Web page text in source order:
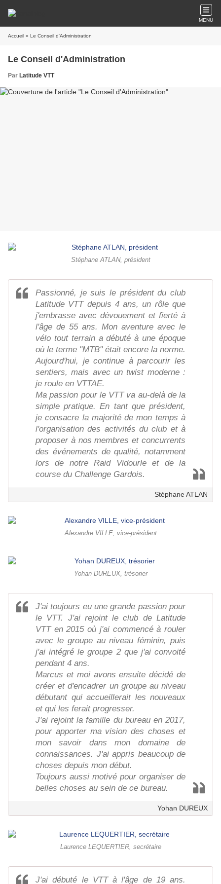
MENU
Accueil » Le Conseil d'Administration
Le Conseil d'Administration
Par Latitude VTT
Stéphane ATLAN, président
Passionné, je suis le président du club
Latitude VTT depuis 4 ans, un rôle que
j'embrasse avec dévouement et fierté à
l'âge de 55 ans. Mon aventure avec le
vélo tout terrain a débuté à une époque
où le terme "MTB" était encore la norme.
Aujourd'hui, je continue à parcourir les
sentiers, mais avec un twist moderne :
je roule en VTTAE.
Ma passion pour le VTT va au-delà de la
simple pratique. En tant que président,
je consacre la majorité de mon temps à
l'organisation des activités du club et à
proposer à nos membres et concurrents
des événements de qualité, notamment
lors de notre Raid Vidourle et de la
course du Challenge Gardois.
Stéphane ATLAN
Alexandre VILLE, vice-président
Yohan DUREUX, trésorier
J'ai toujours eu une grande passion pour
le VTT. J'ai rejoint le club de Latitude
VTT en 2015 où j'ai commencé à rouler
avec le groupe au niveau féminin, puis
j'ai intégré le groupe 2 que j'ai convoité
pendant 4 ans.
Marcus et moi avons ensuite décidé de
créer et d'encadrer un groupe au niveau
débutant qui accueillerait les nouveaux
et qui les ferait progresser.
J'ai rejoint la famille du bureau en 2017,
pour apporter ma vision des choses et
mon savoir dans mon domaine de
connaissances. J'ai appris beaucoup de
choses depuis mon début.
Toujours aussi motivé pour organiser de
belles choses au sein de ce bureau.
Yohan DUREUX
Laurence LEQUERTIER, secrétaire
J'ai débuté le VTT à l'âge de 19 ans.